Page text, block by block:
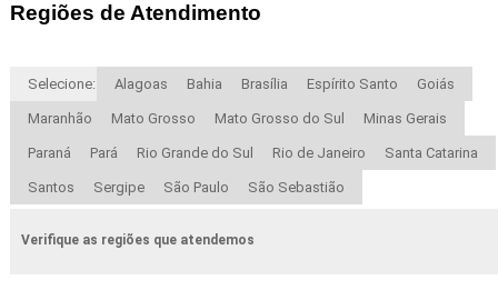
Regiões de Atendimento
Selecione: Alagoas Bahia Brasília Espírito Santo Goiás
Maranhão Mato Grosso Mato Grosso do Sul Minas Gerais
Paraná Pará Rio Grande do Sul Rio de Janeiro Santa Catarina
Santos Sergipe São Paulo São Sebastião
Verifique as regiões que atendemos